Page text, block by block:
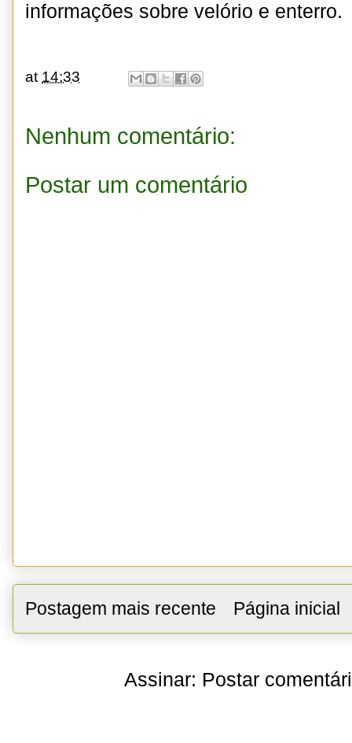
informações sobre velório e enterro.
at 14:33
Nenhum comentário:
Postar um comentário
Postagem mais recente Página inicial
Assinar: Postar